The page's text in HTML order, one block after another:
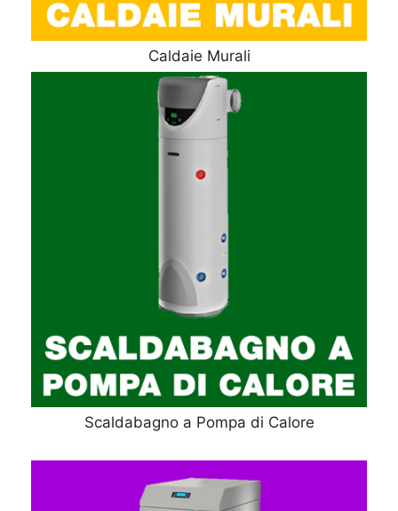
Caldaie Murali
Scaldabagno a Pompa di Calore